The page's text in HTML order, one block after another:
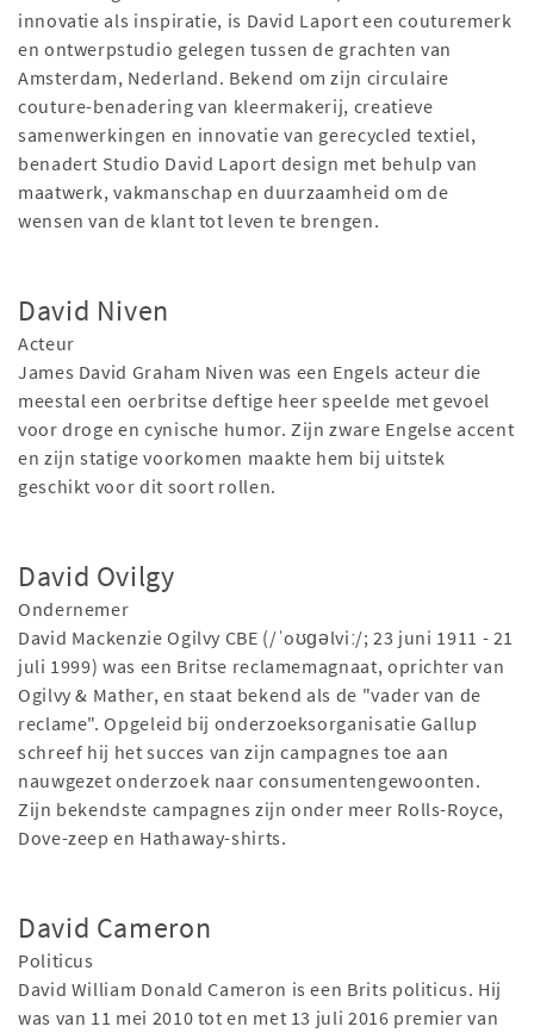
innovatie als inspiratie, is David Laport een couturemerk
en ontwerpstudio gelegen tussen de grachten van
Amsterdam, Nederland. Bekend om zijn circulaire
couture-benadering van kleermakerij, creatieve
samenwerkingen en innovatie van gerecycled textiel,
benadert Studio David Laport design met behulp van
maatwerk, vakmanschap en duurzaamheid om de
wensen van de klant tot leven te brengen.
David Niven
Acteur
James David Graham Niven was een Engels acteur die
meestal een oerbritse deftige heer speelde met gevoel
voor droge en cynische humor. Zijn zware Engelse accent
en zijn statige voorkomen maakte hem bij uitstek
geschikt voor dit soort rollen.
David Ovilgy
Ondernemer
David Mackenzie Ogilvy CBE (/ˈoʊɡəlviː/; 23 juni 1911 - 21
juli 1999) was een Britse reclamemagnaat, oprichter van
Ogilvy & Mather, en staat bekend als de "vader van de
reclame". Opgeleid bij onderzoeksorganisatie Gallup
schreef hij het succes van zijn campagnes toe aan
nauwgezet onderzoek naar consumentengewoonten.
Zijn bekendste campagnes zijn onder meer Rolls-Royce,
Dove-zeep en Hathaway-shirts.
David Cameron
Politicus
David William Donald Cameron is een Brits politicus. Hij
was van 11 mei 2010 tot en met 13 juli 2016 premier van